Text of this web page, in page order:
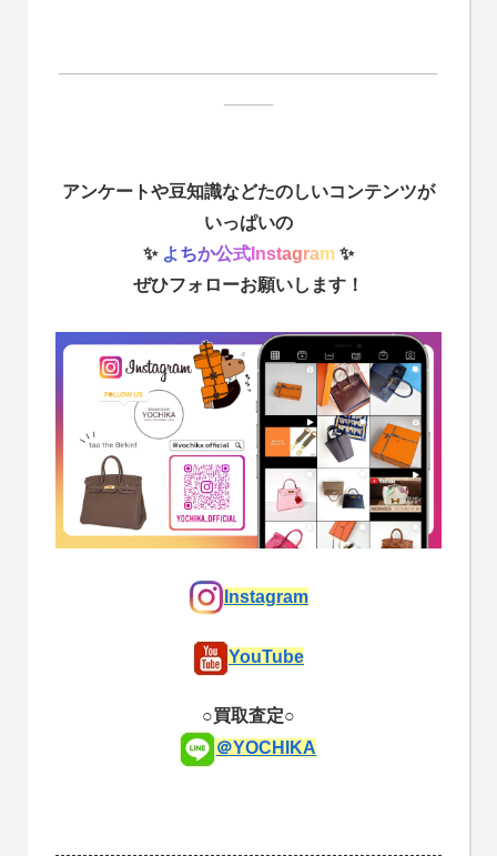
───────────────────────────────
────
アンケートや豆知識などたのしいコンテンツが
いっぱいの
✨ よ ちか公式I nstagram✨
ぜひフォローお願いします！
Instagram
YouTube
○買取査定○
＠YOCHIKA